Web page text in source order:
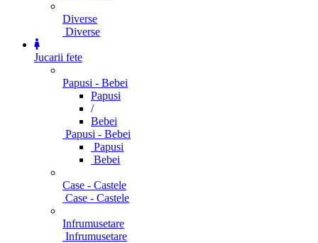
Diverse
Diverse
Jucarii fete
Papusi - Bebei
Papusi
/
Bebei
Papusi - Bebei
Papusi
Bebei
Case - Castele
Case - Castele
Infrumusetare
Infrumusetare